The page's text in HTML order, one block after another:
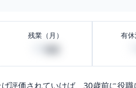
残業（月） 有
評価されていけば、30歳前に役職